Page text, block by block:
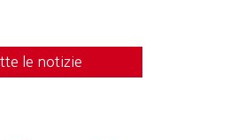
le notizie